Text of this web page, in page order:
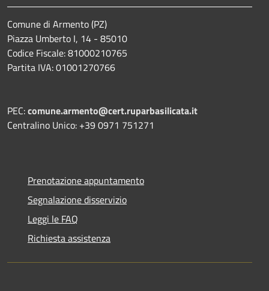
Comune di Armento (PZ)
Piazza Umberto I, 14 - 85010
Codice Fiscale: 81000210765
Partita IVA: 01001270766
PEC:comune.armento@cert.ruparbasilicata.it
Centralino Unico: +39 0971 751271
Prenotazione appuntamento
Segnalazione disservizio
Leggi le FAQ
Richiesta assistenza